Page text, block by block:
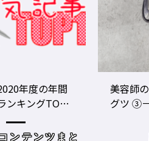
負グツ・定番
口綾子［AND
（アンドザブ
／神奈川県鎌
み物
ワクチ
始まっ
方＆街
時事